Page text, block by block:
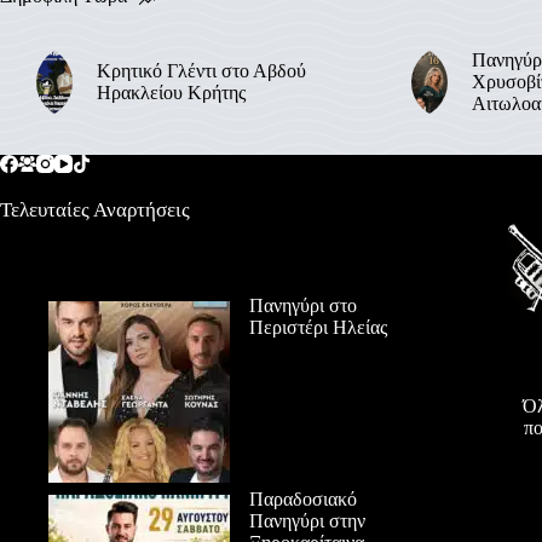
Κρητικό Γλέντι στο Αβδού
Ηρακλείου Κρήτης
Τελευταίες Αναρτήσεις
Πανηγύρι στο
Περιστέρι Ηλείας
Παραδοσιακό
Πανηγύρι στην